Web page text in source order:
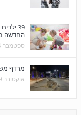
39
החדשה
ספטמבר 04, 2019
מרדף
אוקטובר 29, 2020